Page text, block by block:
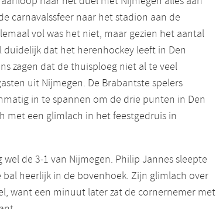
carnavalssfeer naar het stadion aan de
vol was het niet, maar gezien het aantal
duidelijk dat het herenhockey leeft in Den
zagen dat de thuisploeg niet al te veel
uit Nijmegen. De Brabantste spelers
in te spannen om de drie punten in Den
met een glimlach in het feestgedruis in
de 3-1 van Nijmegen. Philip Jannes sleepte
heerlijk in de bovenhoek. Zijn glimlach over
want een minuut later zat de cornernemer met